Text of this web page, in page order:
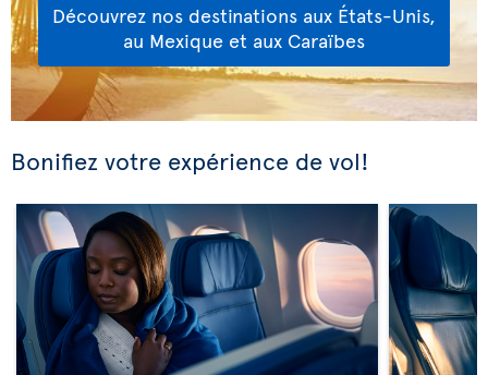
Découvrez nos destinations aux États-Unis,
au Mexique et aux Caraïbes
Bonifiez votre expérience de vol!